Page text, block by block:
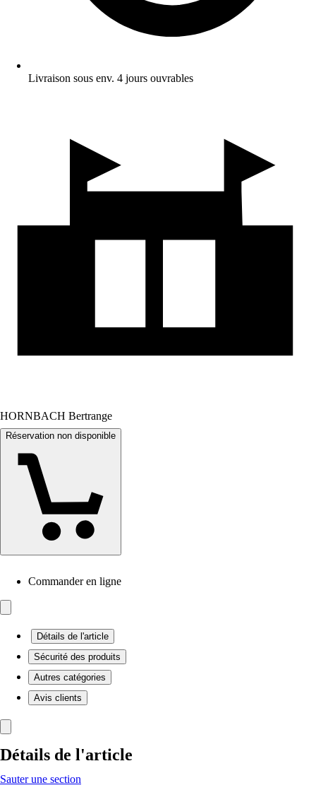
Livraison sous env. 4 jours ouvrables
HORNBACH Bertrange
Réservation non disponible
Commander en ligne
Détails de l'article
Sécurité des produits
Autres catégories
Avis clients
Détails de l'article
Sauter une section